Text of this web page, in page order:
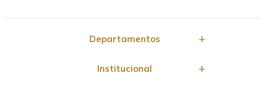
Departamentos
Institucional